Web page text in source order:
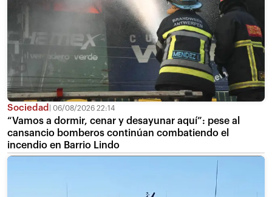
Sociedad 06/08/2026 22:14
“Vamos a dormir, cenar y desayunar aquí”: pese al
cansancio bomberos continúan combatiendo el
incendio en Barrio Lindo